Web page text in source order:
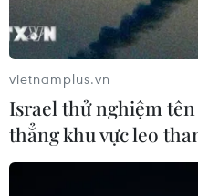
vietnamplus.vn
Israel thử nghiệm
thẳng khu vực leo